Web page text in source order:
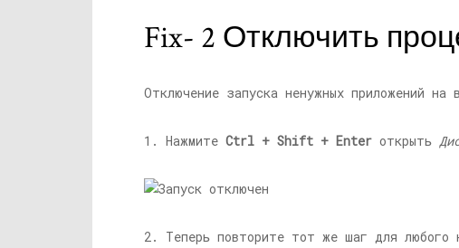
Fix- 2 Отключить
Отключение запуска ненужных приложений
1. Нажмите Ctrl + Shift + Enter открыть
2. Теперь повторите тот же шаг для любого